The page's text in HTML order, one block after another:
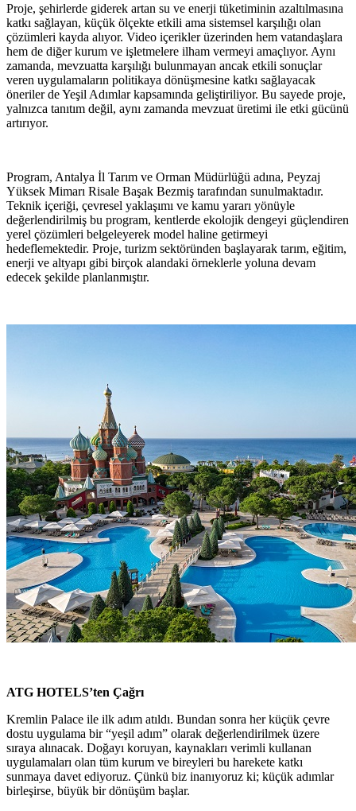
Proje, şehirlerde giderek artan su ve enerji tüketiminin azaltılmasına
katkı sağlayan, küçük ölçekte etkili ama sistemsel karşılığı olan
çözümleri kayda alıyor. Video içerikler üzerinden hem vatandaşlara
hem de diğer kurum ve işletmelere ilham vermeyi amaçlıyor. Aynı
zamanda, mevzuatta karşılığı bulunmayan ancak etkili sonuçlar
veren uygulamaların politikaya dönüşmesine katkı sağlayacak
öneriler de Yeşil Adımlar kapsamında geliştiriliyor. Bu sayede proje,
yalnızca tanıtım değil, aynı zamanda mevzuat üretimi ile etki gücünü
artırıyor.
Program, Antalya İl Tarım ve Orman Müdürlüğü adına, Peyzaj
Yüksek Mimarı Risale Başak Bezmiş tarafından sunulmaktadır.
Teknik içeriği, çevresel yaklaşımı ve kamu yararı yönüyle
değerlendirilmiş bu program, kentlerde ekolojik dengeyi güçlendiren
yerel çözümleri belgeleyerek model haline getirmeyi
hedeflemektedir. Proje, turizm sektöründen başlayarak tarım, eğitim,
enerji ve altyapı gibi birçok alandaki örneklerle yoluna devam
edecek şekilde planlanmıştır.
ATG HOTELS’ten Çağrı
Kremlin Palace ile ilk adım atıldı. Bundan sonra her küçük çevre
dostu uygulama bir “yeşil adım” olarak değerlendirilmek üzere
sıraya alınacak. Doğayı koruyan, kaynakları verimli kullanan
uygulamaları olan tüm kurum ve bireyleri bu harekete katkı
sunmaya davet ediyoruz. Çünkü biz inanıyoruz ki; küçük adımlar
birleşirse, büyük bir dönüşüm başlar.